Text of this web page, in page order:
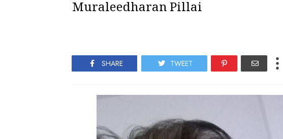
Muraleedharan Pillai
SHARE TWEET